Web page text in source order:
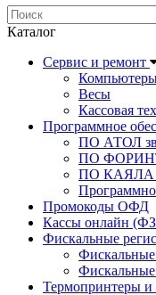
Каталог
Сервис и ремонт
Весы
Кассовая
Программное
ПО АТОЛ
ПО ФОРИНТ
ПО КАЯЛА
Промокоды ОФД
Кассы онлайн
Фискальные
Фискальные
Термопринтеры